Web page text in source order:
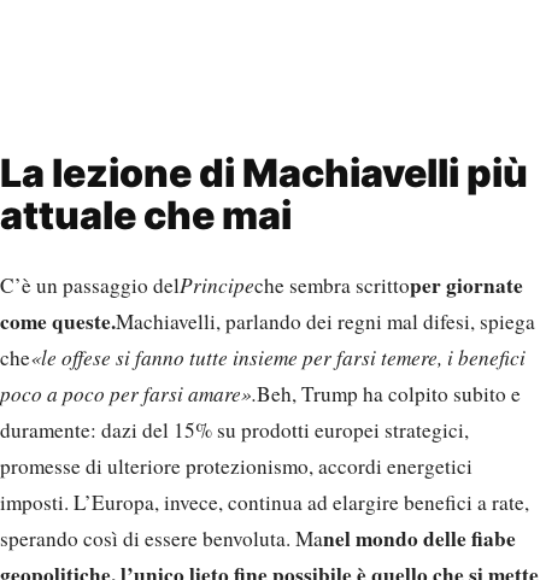
La lezione di Machiavelli più
attuale che mai
C’è un passaggio delPrincipeche sembra scrittoper giornate
come queste.Machiavelli, parlando dei regni mal difesi, spiega
che«le offese si fanno tutte insieme per farsi temere, i benefici
poco a poco per farsi amare».Beh, Trump ha colpito subito e
duramente: dazi del 15% su prodotti europei strategici,
promesse di ulteriore protezionismo, accordi energetici
imposti. L’Europa, invece, continua ad elargire benefici a rate,
sperando così di essere benvoluta. Manel mondo delle fiabe